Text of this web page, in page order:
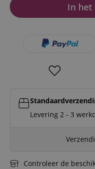
In het
Levering 2 - 3
Controleer de